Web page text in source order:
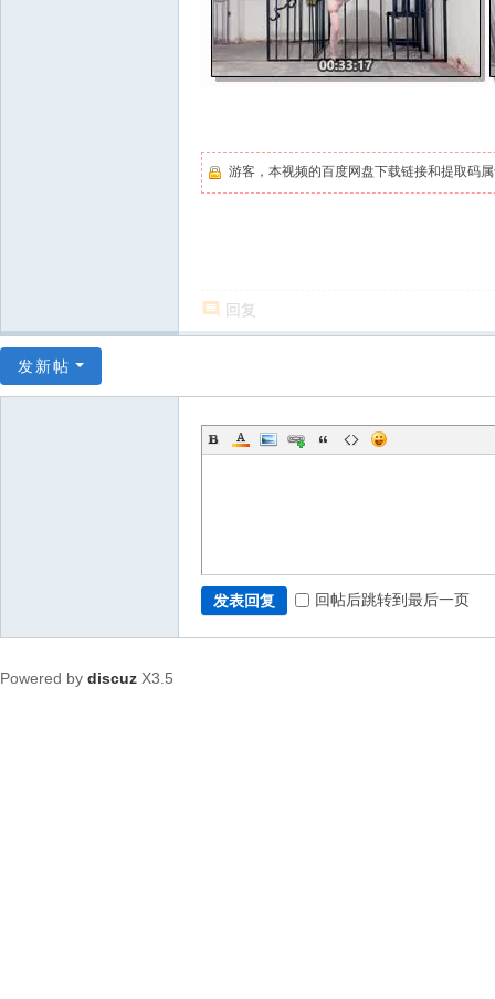
游客，本视频的百度网盘下载链接和提取码
回复
发新帖
发表回复 回帖后跳转到最后一页
Powered by discuz X3.5